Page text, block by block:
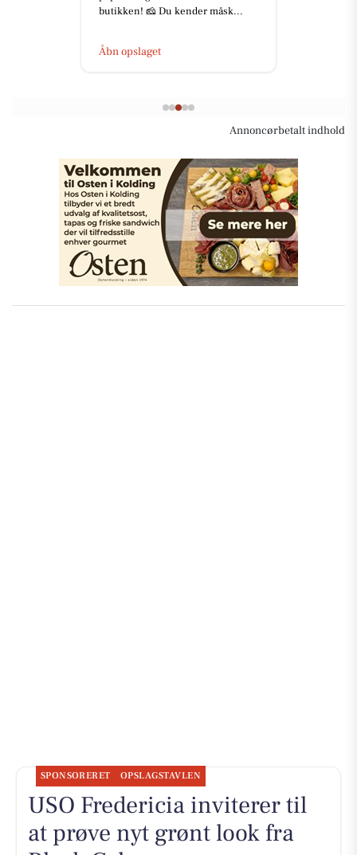
butikken! 🧀 Du kender måsk...
Åbn opslaget
Annoncørbetalt indhold
SPONSORERET OPSLAGSTAVLEN
USO Fredericia inviterer til
at prøve nyt grønt look fra